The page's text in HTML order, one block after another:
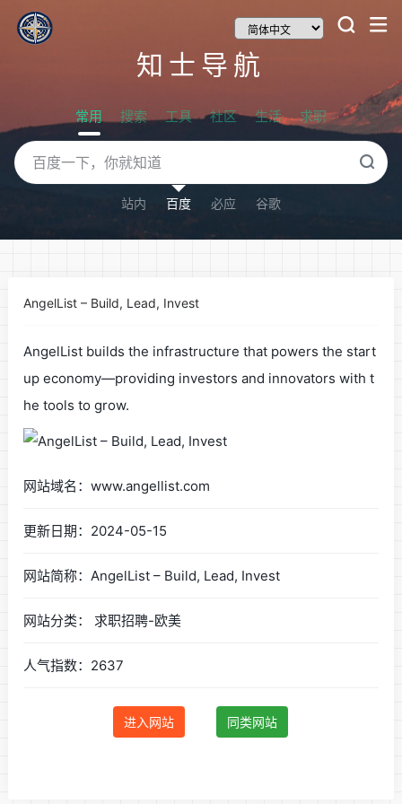
知士导航
常用 搜索 工具 社区 生活 求职
站内 百度 必应 谷歌
AngelList – Build, Lead, Invest
AngelList builds the infrastructure that powers the start
up economy—providing investors and innovators with t
he tools to grow.
网站域名：www.angellist.com
更新日期：2024-05-15
网站简称：AngelList – Build, Lead, Invest
网站分类： 求职招聘-欧美
人气指数：2637
进入网站 同类网站